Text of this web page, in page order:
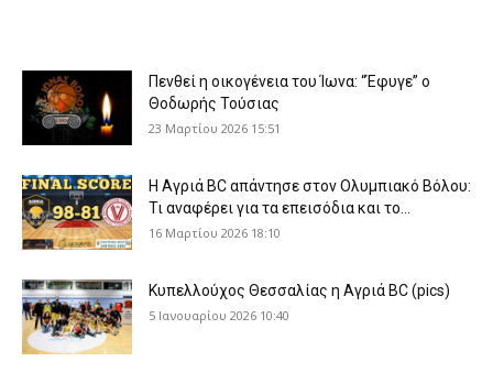
Πενθεί η οικογένεια του Ίωνα: “Έφυγε” ο
Θοδωρής Τούσιας
23 Μαρτίου 2026 15:51
Η Αγριά BC απάντησε στον Ολυμπιακό Βόλου:
Τι αναφέρει για τα επεισόδια και το...
16 Μαρτίου 2026 18:10
Κυπελλούχος Θεσσαλίας η Αγριά BC (pics)
5 Ιανουαρίου 2026 10:40